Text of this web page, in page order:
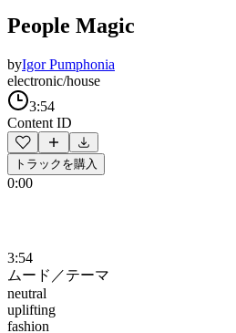
People Magic
byIgor Pumphonia
electronic/house
3:54
Content ID
トラックを購入
0:00
3:54
ムード／テーマ
neutral
uplifting
fashion